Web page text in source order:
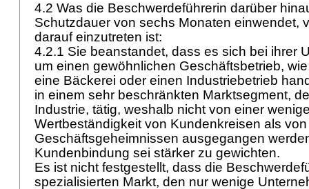
4.2 Was die Beschwerdeführerin darüber
Schutzdauer von sechs Monaten einwendet,
darauf einzutreten ist:
4.2.1 Sie beanstandet, dass es sich bei ihrer
um einen gewöhnlichen Geschäftsbetrieb,
eine Bäckerei oder einen Industriebetrieb
in einem sehr beschränkten Marktsegment,
Industrie, tätig, weshalb nicht von einer
Wertbeständigkeit von Kundenkreisen als von
Geschäftsgeheimnissen ausgegangen
Kundenbindung sei stärker zu gewichten.
Es ist nicht festgestellt, dass die
spezialisierten Markt, den nur wenige